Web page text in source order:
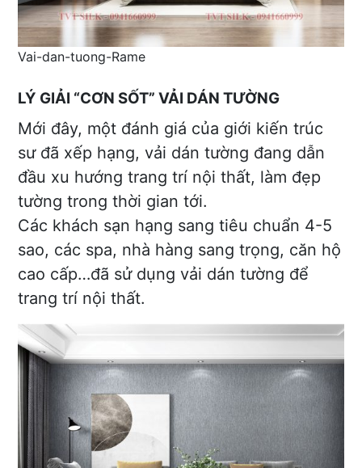
Vai-dan-tuong-Rame
LÝ GIẢI “CƠN SỐT” VẢI DÁN TƯỜNG
Mới đây, một đánh giá của giới kiến trúc
sư đã xếp hạng, vải dán tường đang dẫn
đầu xu hướng trang trí nội thất, làm đẹp
tường trong thời gian tới.
Các khách sạn hạng sang tiêu chuẩn 4-5
sao, các spa, nhà hàng sang trọng, căn hộ
cao cấp…đã sử dụng vải dán tường để
trang trí nội thất.